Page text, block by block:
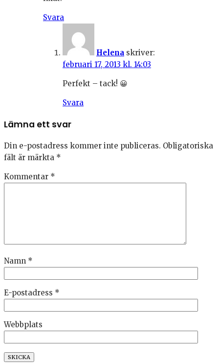
Svara
Helena skriver:
februari 17, 2013 kl. 14:03
Perfekt – tack! 😀
Svara
Lämna ett svar
Din e-postadress kommer inte publiceras. Obligatoriska
fält är märkta *
Kommentar *
Namn *
E-postadress *
Webbplats